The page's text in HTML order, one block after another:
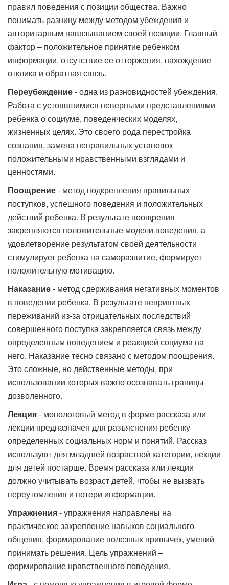
правил поведения с позиции общества. Важно
понимать разницу между методом убеждения и
авторитарным навязыванием своей позиции. Главный
фактор – положительное принятие ребенком
информации, отсутствие ее отторжения, нахождение
отклика и обратная связь.
Переубеждение- одна из разновидностей убеждения.
Работа с устоявшимися неверными представлениями
ребенка о социуме, поведенческих моделях,
жизненных целях. Это своего рода перестройка
сознания, замена неправильных установок
положительными нравственными взглядами и
ценностями.
Поощрение- метод подкрепления правильных
поступков, успешного поведения и положительных
действий ребенка. В результате поощрения
закрепляются положительные модели поведения, а
удовлетворение результатом своей деятельности
стимулирует ребенка на саморазвитие, формирует
положительную мотивацию.
Наказание- метод сдерживания негативных моментов
в поведении ребенка. В результате неприятных
переживаний из-за отрицательных последствий
совершенного поступка закрепляется связь между
определенным поведением и реакцией социума на
него. Наказание тесно связано с методом поощрения.
Это сложные, но действенные методы, при
использовании которых важно осознавать границы
дозволенного.
Лекция- монологовый метод в форме рассказа или
лекции предназначен для разъяснения ребенку
определенных социальных норм и понятий. Рассказ
используют для младшей возрастной категории, лекции
для детей постарше. Время рассказа или лекции
должно учитывать возраст детей, чтобы не вызвать
переутомления и потери информации.
Упражнения- упражнения направлены на
практическое закрепление навыков социального
общения, формирование полезных привычек, умений
принимать решения. Цель упражнений –
формирование нравственного поведения.